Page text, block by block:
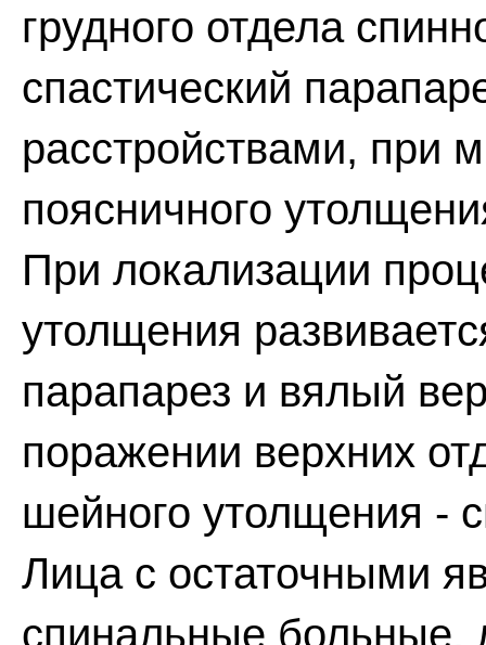
грудного отдела
спастический
расстройствами, при
поясничного
При локализации
утолщения
парапарез и вялый
поражении верхних
шейного утолщения -
Лица с остаточными
спинальные больные,